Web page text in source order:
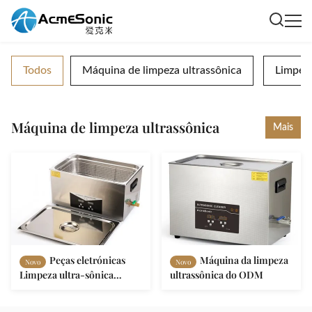
Todos Máquina de limpeza ultrassônica
Máquina de limpeza ultrassônica Mais
Novo
Peças eletrónicas
Limpeza ultra-sônica
Novo
Máquina da limpeza
ultrassônica do ODM